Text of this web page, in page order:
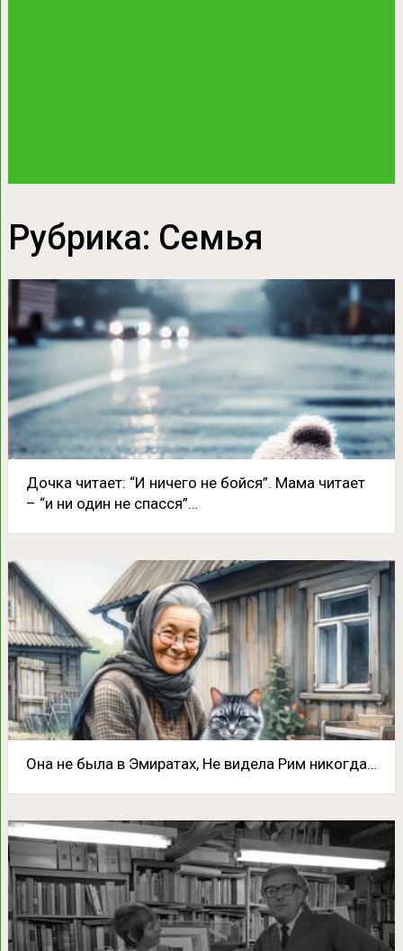
Рубрика: Семья
Дочка читает: “И ничего не бойся”. Мама читает
– “и ни один не спасся”…
Она не была в Эмиратах, Не видела Рим никогда…